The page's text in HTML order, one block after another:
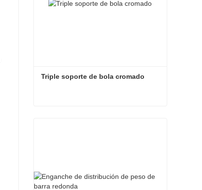
Triple soporte de bola cromado